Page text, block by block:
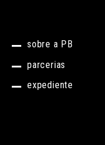
sobre a PB
parcerias
expediente